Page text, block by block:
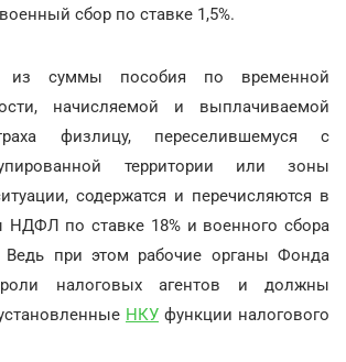
сбор по ставке 1,5%.
из суммы пособия по временной
начисляемой и выплачиваемой
физлицу, переселившемуся с
территории или зоны
содержатся и перечисляются в
по ставке 18% и военного сбора
Ведь при этом рабочие органы Фонда
налоговых агентов и должны
НКУ функции налогового